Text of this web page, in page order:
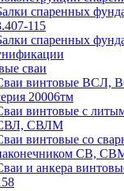
спаренных
115
спаренных
сваи
винтовые
20006тм
винтовые с
СВЛМ
винтовые со
СВ,
и анкера